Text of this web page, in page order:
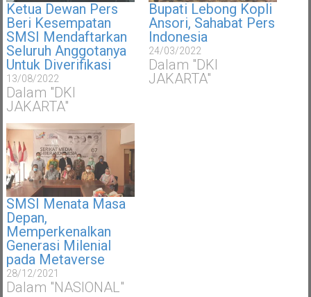
Ketua Dewan Pers
Beri Kesempatan
SMSI Mendaftarkan
Seluruh Anggotanya
Untuk Diverifikasi
13/08/2022
Dalam "DKI
JAKARTA"
Bupati Lebong Kopli
Ansori, Sahabat Pers
Indonesia
24/03/2022
Dalam "DKI
JAKARTA"
SMSI Menata Masa
Depan,
Memperkenalkan
Generasi Milenial
pada Metaverse
28/12/2021
Dalam "NASIONAL"